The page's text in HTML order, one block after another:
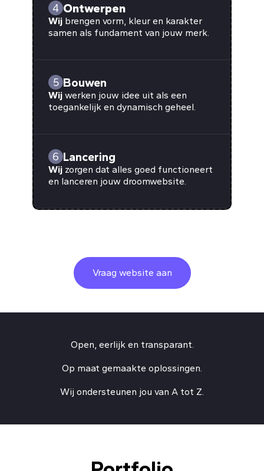
4 Ontwerpen
Wij brengen vorm, kleur en karakter
samen als fundament van jouw merk.
5 Bouwen
Wij werken jouw idee uit als een
toegankelijk en dynamisch geheel.
6 Lancering
Wij zorgen dat alles goed functioneert
en lanceren jouw droomwebsite.
Vraag website aan
Open, eerlijk en transparant.
Op maat gemaakte oplossingen.
Wij ondersteunen jou van A tot Z.